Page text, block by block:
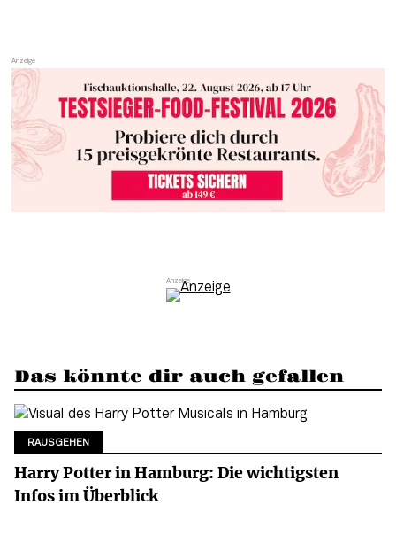
Das könnte dir auch gefallen
RAUSGEHEN
Harry Potter in Hamburg: Die wichtigsten
Infos im Überblick